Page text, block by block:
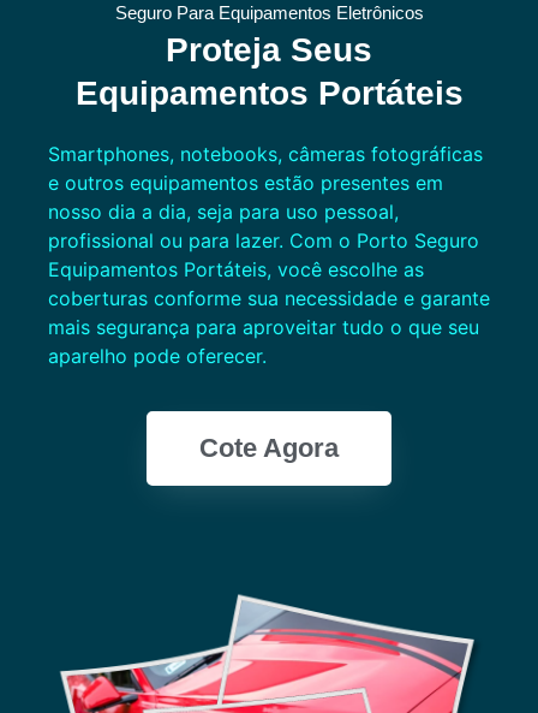
Seguro Para Equipamentos Eletrônicos
Proteja Seus
Equipamentos Portáteis
Smartphones, notebooks, câmeras fotográficas
e outros equipamentos estão presentes em
nosso dia a dia, seja para uso pessoal,
profissional ou para lazer. Com o Porto Seguro
Equipamentos Portáteis, você escolhe as
coberturas conforme sua necessidade e garante
mais segurança para aproveitar tudo o que seu
aparelho pode oferecer.
Cote Agora